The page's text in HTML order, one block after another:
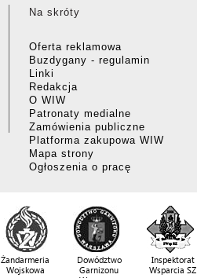
Na skróty
Oferta reklamowa
Buzdygany - regulamin
Linki
Redakcja
O WIW
Patronaty medialne
Zamówienia publiczne
Platforma zakupowa WIW
Mapa strony
Ogłoszenia o pracę
Żandarmeria
Wojskowa
Dowództwo
Garnizonu
Inspektorat
Wsparcia SZ